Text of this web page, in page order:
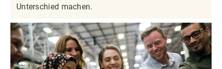
Unterschied machen.